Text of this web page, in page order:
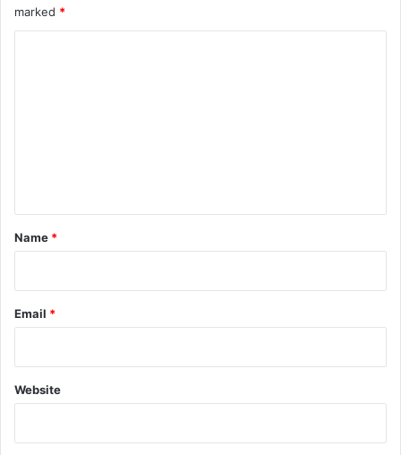
marked *
*
Name *
Email *
Website